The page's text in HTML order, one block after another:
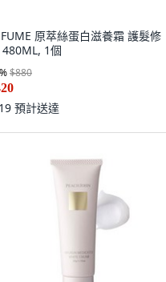
原萃絲蛋白滋養霜 護髮修
1個
%$880
預計送達